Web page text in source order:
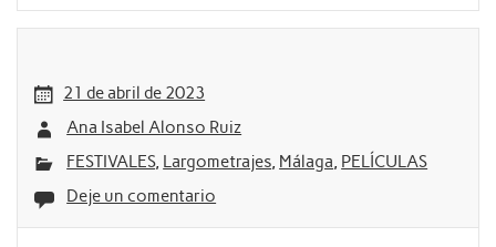
21 de abril de 2023
Ana Isabel Alonso Ruiz
FESTIVALES, Largometrajes, Málaga, PELÍCULAS
Deje un comentario